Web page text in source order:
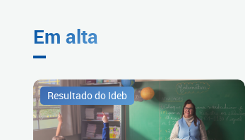
Em alta
Resultado do Ideb